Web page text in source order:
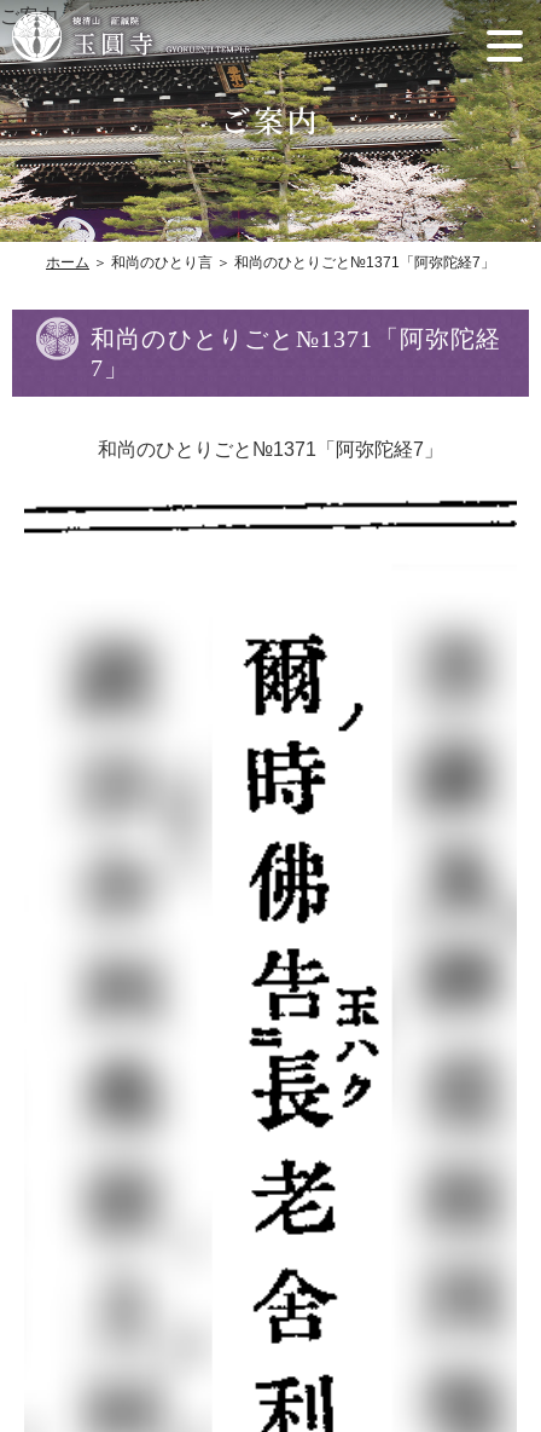
ご案内
ホーム ＞ 和尚のひとり言 ＞ 和尚のひとりごと№1371「阿弥陀経7」
和尚のひとりごと№1371「阿弥陀経
7」
和尚のひとりごと№1371「阿弥陀経7」